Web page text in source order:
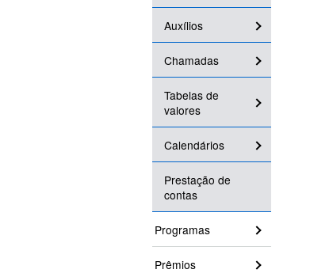
Auxílios
Chamadas
Tabelas de
valores
Calendários
Prestação de
contas
Programas
Prêmios